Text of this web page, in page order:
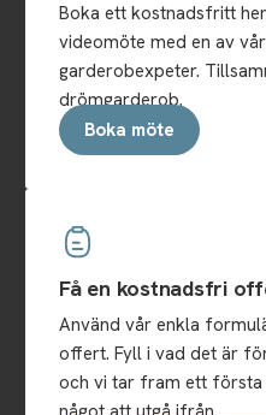
Boka ett kostnadsfritt
videomöte med en av
garderobexpeter.
drömgarderob.
Boka möte
Få en kostnadsfri
Använd vår enkla
offert. Fyll i vad det är
och vi tar fram ett